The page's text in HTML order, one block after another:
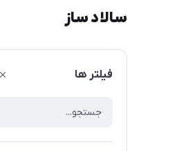
سالاد ساز
فیلتر ها